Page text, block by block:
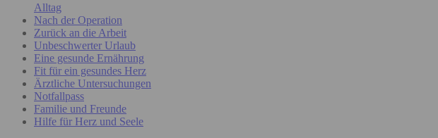
Alltag
Nach der Operation
Zurück an die Arbeit
Unbeschwerter Urlaub
Eine gesunde Ernährung
Fit für ein gesundes Herz
Ärztliche Untersuchungen
Notfallpass
Familie und Freunde
Hilfe für Herz und Seele